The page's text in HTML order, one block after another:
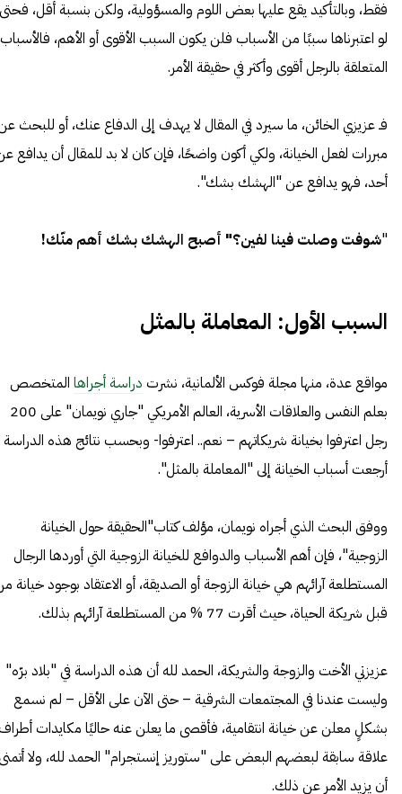
فقط، وبالتأكيد يقع عليها بعض اللوم والمسؤولية، ولكن بنسبة أقل، فحتى
لو اعتبرناها سببًا من الأسباب فلن يكون السبب الأقوى أو الأهم، فالأسباب
المتعلقة بالرجل أقوى وأكثر في حقيقة الأمر.
فـ عزيزي الخائن، ما سيرد في المقال لا يهدف إلى الدفاع عنك، أو للبحث
مبررات لفعل الخيانة، ولكي أكون واضحًا، فإن كان لا بد للمقال أن يدافع
أحد، فهو يدافع عن "الهشك بشك".
"شوفت وصلت فينا لفين؟" أصبح الهشك بشك أهم منّك!
السبب الأول: المعاملة بالمثل
مواقع عدة، منها مجلة فوكس الألمانية، نشرت دراسة أجراها المتخصص
بعلم النفس والعلاقات الأسرية، العالم الأمريكي "جاري نويمان" على 200
رجل اعترفوا بخيانة شريكاتهم – نعم.. اعترفوا- وبحسب نتائج هذه الدراسة
أرجعت أسباب الخيانة إلى "المعاملة بالمثل".
ووفق البحث الذي أجراه نويمان، مؤلف كتاب"الحقيقة حول الخيانة
الزوجية"، فإن أهم الأسباب والدوافع للخيانة الزوجية التي أوردها الرجال
المستطلعة آرائهم هي خيانة الزوجة أو الصديقة، أو الاعتقاد بوجود خيانة
قبل شريكة الحياة، حيث أقرت 77 % من المستطلعة آرائهم بذلك.
عزيزتي الأخت والزوجة والشريكة، الحمد لله أن هذه الدراسة في "بلاد برّه"
وليست عندنا في المجتمعات الشرقية – حتى الآن على الأقل – لم نسمع
بشكلٍ معلن عن خيانة انتقامية، فأقصى ما يعلن عنه حاليًا مكايدات
علاقة سابقة لبعضهم البعض على "ستوريز إنستجرام" الحمد لله، ولا
أن يزيد الأمر عن ذلك.